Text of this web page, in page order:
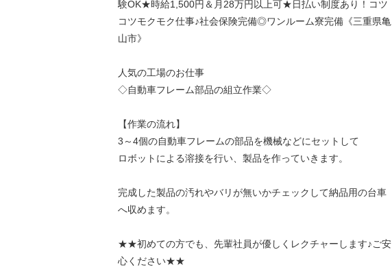
験OK★時給1,500円＆月28万円以上可★日払い制度あり！コツ
コツモクモク仕事♪社会保険完備◎ワンルーム寮完備《三重県亀
山市》
人気の工場のお仕事
◇自動車フレーム部品の組立作業◇
【作業の流れ】
3～4個の自動車フレームの部品を機械などにセットして
ロボットによる溶接を行い、製品を作っていきます。
完成した製品の汚れやバリが無いかチェックして納品用の台車
へ収めます。
★★初めての方でも、先輩社員が優しくレクチャーします♪ご安
心ください★★